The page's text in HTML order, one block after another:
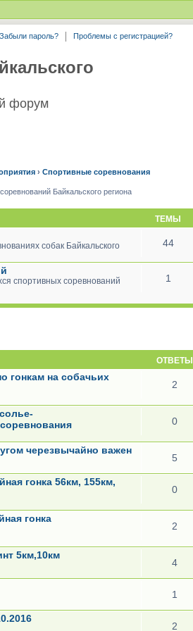
Забыли пароль? Проблемы с регистрацией?
форум
› Спортивные соревнования
Байкальского региона
ТЕМЫ
собак Байкальского
44
спортивных соревнований
1
ОТВЕТЫ
гонкам на собачьих
2
0
черезвычайно важен
5
гонка 56км, 155км,
0
гонка
2
5км,10км
4
1
2